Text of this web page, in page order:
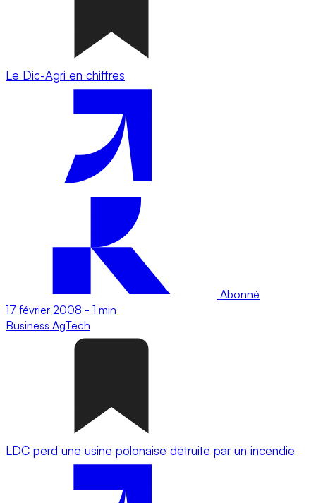
Le Dic-Agri en chiffres
Abonné
17 février 2008 - 1 min
Business AgTech
LDC perd une usine polonaise détruite par un incendie